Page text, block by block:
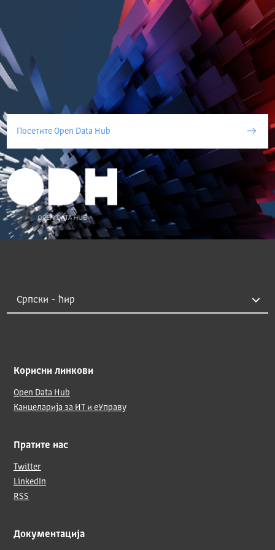
Посетите Open Data Hub
Корисни линкови
Open Data Hub
Канцеларија за ИТ и еУправу
Пратите нас
Twitter
LinkedIn
RSS
Документација